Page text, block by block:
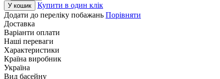
У кошик
Купити в один клік
Додати до переліку побажань Порівняти
Доставка
Варіанти оплати
Наші переваги
Характеристики
Країна виробник
Україна
Вид басейну